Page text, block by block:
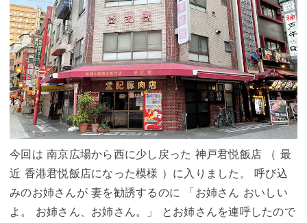
今回は 南京広場から西に少し戻った 神戸君悦飯店 （ 最
近 香港君悦飯店になった模様 ）に入りました。 呼び込
みのお姉さんが 妻を勧誘するのに 「お姉さん おいしい
よ。 お姉さん、お姉さん。」 とお姉さんを連呼したので